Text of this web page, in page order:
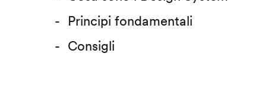
Principi fondamentali
Consigli